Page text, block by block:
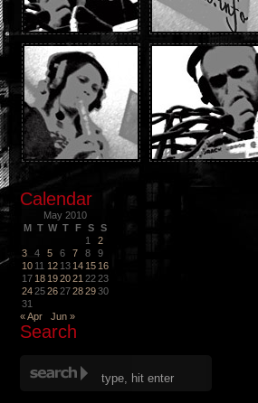
Calendar
May 2010
M T W T F S
S
1
2
3
4 5 6 7 8
9
10 11 12 13 14 15 16
17 18 192021 2223
24252627282930
31
« Apr
Jun »
Search